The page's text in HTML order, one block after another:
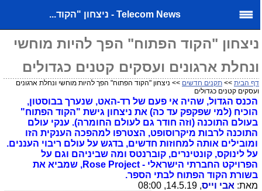
Telecom News - ניצחון "הקוד...
ניצחון "הקוד הפתוח" הפך להיות מוחשי
ונחלת ארגונים ועסקים קטנים כגדולים
דף הבית>> תקנים חדשים>> ניצחון "הקוד הפתוח" הפך להיות מוחשי ונחלת ארגונים
ועסקים קטנים כגדולים
הכנס הגדול, שהיה אי פעם של רד-האט, שנערך בבוסטון,
הוכיח (למי שפקפק עד כה) את ניצחון גישת "הקוד הפתוח"
בעולם התוכנה (וזה חודר גם לעולם החומרה). ענקי עולם
התוכנה לרבות מיקרוסופט, הצטרפו למהפכה הענקית הזו
ומובילים אותה למחוזות חדשים, בדגש על עולם ריבוי העננים.
על לינוקס, קונטינרים, קוברנטס ומה שביניהם וגם על
הפרויקט החברתי הישראלי - Rose Project, שמביא את
בשורת הקוד הפתוח לבתי הספר.
מאת: אבי וייס, 14.5.19, 08:00